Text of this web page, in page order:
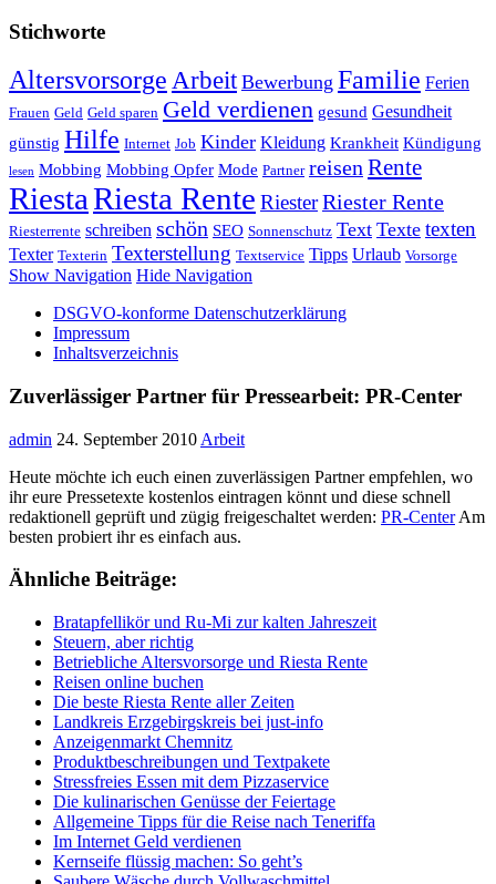
Stichworte
Altersvorsorge Arbeit Bewerbung Familie Ferien
Frauen Geld Geld sparen Geld verdienen gesund Gesundheit
günstig Hilfe Internet Job Kinder Kleidung Krankheit Kündigung
lesen Mobbing Mobbing Opfer Mode Partner reisen Rente
RiestaRiesta Rente RiesterRiester Rente
Riesterrente schreiben schön SEO Sonnenschutz Text Texte texten
Texter Texterin Texterstellung Textservice Tipps Urlaub Vorsorge
Show Navigation Hide Navigation
DSGVO-konforme Datenschutzerklärung
Impressum
Inhaltsverzeichnis
Zuverlässiger Partner für Pressearbeit: PR-Center
admin 24. September 2010 Arbeit
Heute möchte ich euch einen zuverlässigen Partner empfehlen, wo
ihr eure Pressetexte kostenlos eintragen könnt und diese schnell
redaktionell geprüft und zügig freigeschaltet werden: PR-CenterAm
besten probiert ihr es einfach aus.
Ähnliche Beiträge:
Bratapfellikör und Ru-Mi zur kalten Jahreszeit
Steuern, aber richtig
Betriebliche Altersvorsorge und Riesta Rente
Reisen online buchen
Die beste Riesta Rente aller Zeiten
Landkreis Erzgebirgskreis bei just-info
Anzeigenmarkt Chemnitz
Produktbeschreibungen und Textpakete
Stressfreies Essen mit dem Pizzaservice
Die kulinarischen Genüsse der Feiertage
Allgemeine Tipps für die Reise nach Teneriffa
Im Internet Geld verdienen
Kernseife flüssig machen: So geht’s